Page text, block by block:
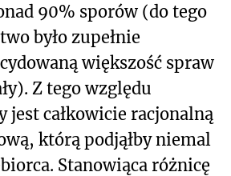
90% sporów (do tego
było zupełnie
większość spraw
Z tego względu
jest całkowicie racjonalną
którą podjąłby niemal
Stanowiąca różnicę